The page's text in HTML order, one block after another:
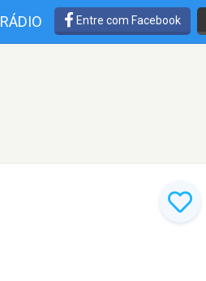
RÁDIO Entre com Facebook